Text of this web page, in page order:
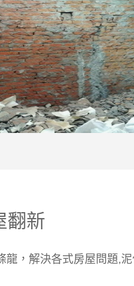
翻新
龍，解決各式房屋問題,